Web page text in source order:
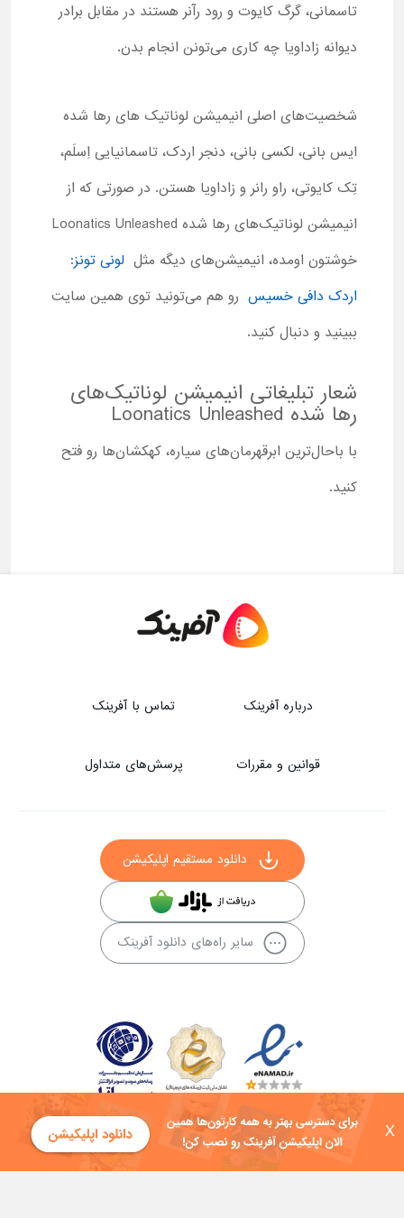
X
تاسمانی، گرگ کایوت و رود رآنر هستند در مقابل برادر
دیوانه زاداویا چه کاری می‌تونن انجام بدن.
شخصیت‌های اصلی انیمیشن لوناتیک‌ های رها شده
ایس بانی، لکسی بانی، دنجر اردک، تاسمانیایی اِسلَم،
تِک کایوتی، راو رانر و زاداویا هستن. در صورتی که از
انیمیشن لوناتیک‌های رها شده Loonatics Unleashed
خوشتون اومده، انیمیشن‌های دیگه مثل لونی تونز:
اردک دافی خسیس رو هم می‌تونید توی همین سایت
ببینید و دنبال کنید.
شعار تبلیغاتی انیمیشن لوناتیک‌های
رها شده Loonatics Unleashed
با باحال‌ترین ابرقهرمان‌های سیاره، کهکشان‌ها رو فتح
کنید.
درباره آفرینک تماس با آفرینک
قوانین و مقررات پرسش‌های متداول
دانلود مستقیم اپلیکیشن
سایر راه‌های دانلود آفرینک
کلیه حقوق این سایت به شرکت توسعه فناوی هفت آسمان توکان تعلق دارد و